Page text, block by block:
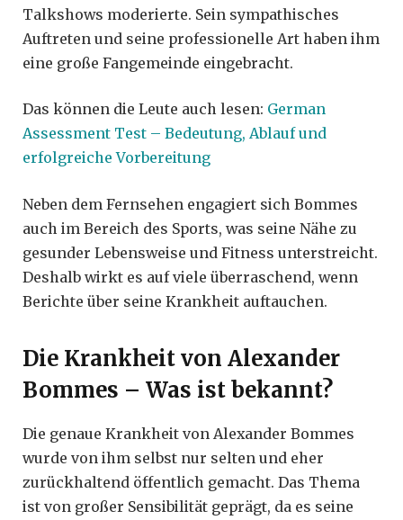
Talkshows moderierte. Sein sympathisches
Auftreten und seine professionelle Art haben ihm
eine große Fangemeinde eingebracht.
Das können die Leute auch lesen: German
Assessment Test – Bedeutung, Ablauf und
erfolgreiche Vorbereitung
Neben dem Fernsehen engagiert sich Bommes
auch im Bereich des Sports, was seine Nähe zu
gesunder Lebensweise und Fitness unterstreicht.
Deshalb wirkt es auf viele überraschend, wenn
Berichte über seine Krankheit auftauchen.
Die Krankheit von Alexander
Bommes – Was ist bekannt?
Die genaue Krankheit von Alexander Bommes
wurde von ihm selbst nur selten und eher
zurückhaltend öffentlich gemacht. Das Thema
ist von großer Sensibilität geprägt, da es seine